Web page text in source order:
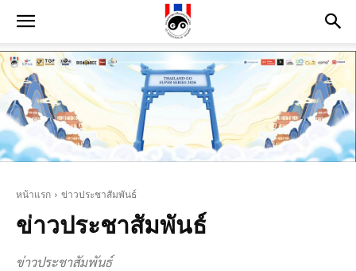
หน้าแรก ข่าวประชาสัมพันธ์
ข่าวประชาสัมพันธ์
ข่าวประชาสัมพันธ์